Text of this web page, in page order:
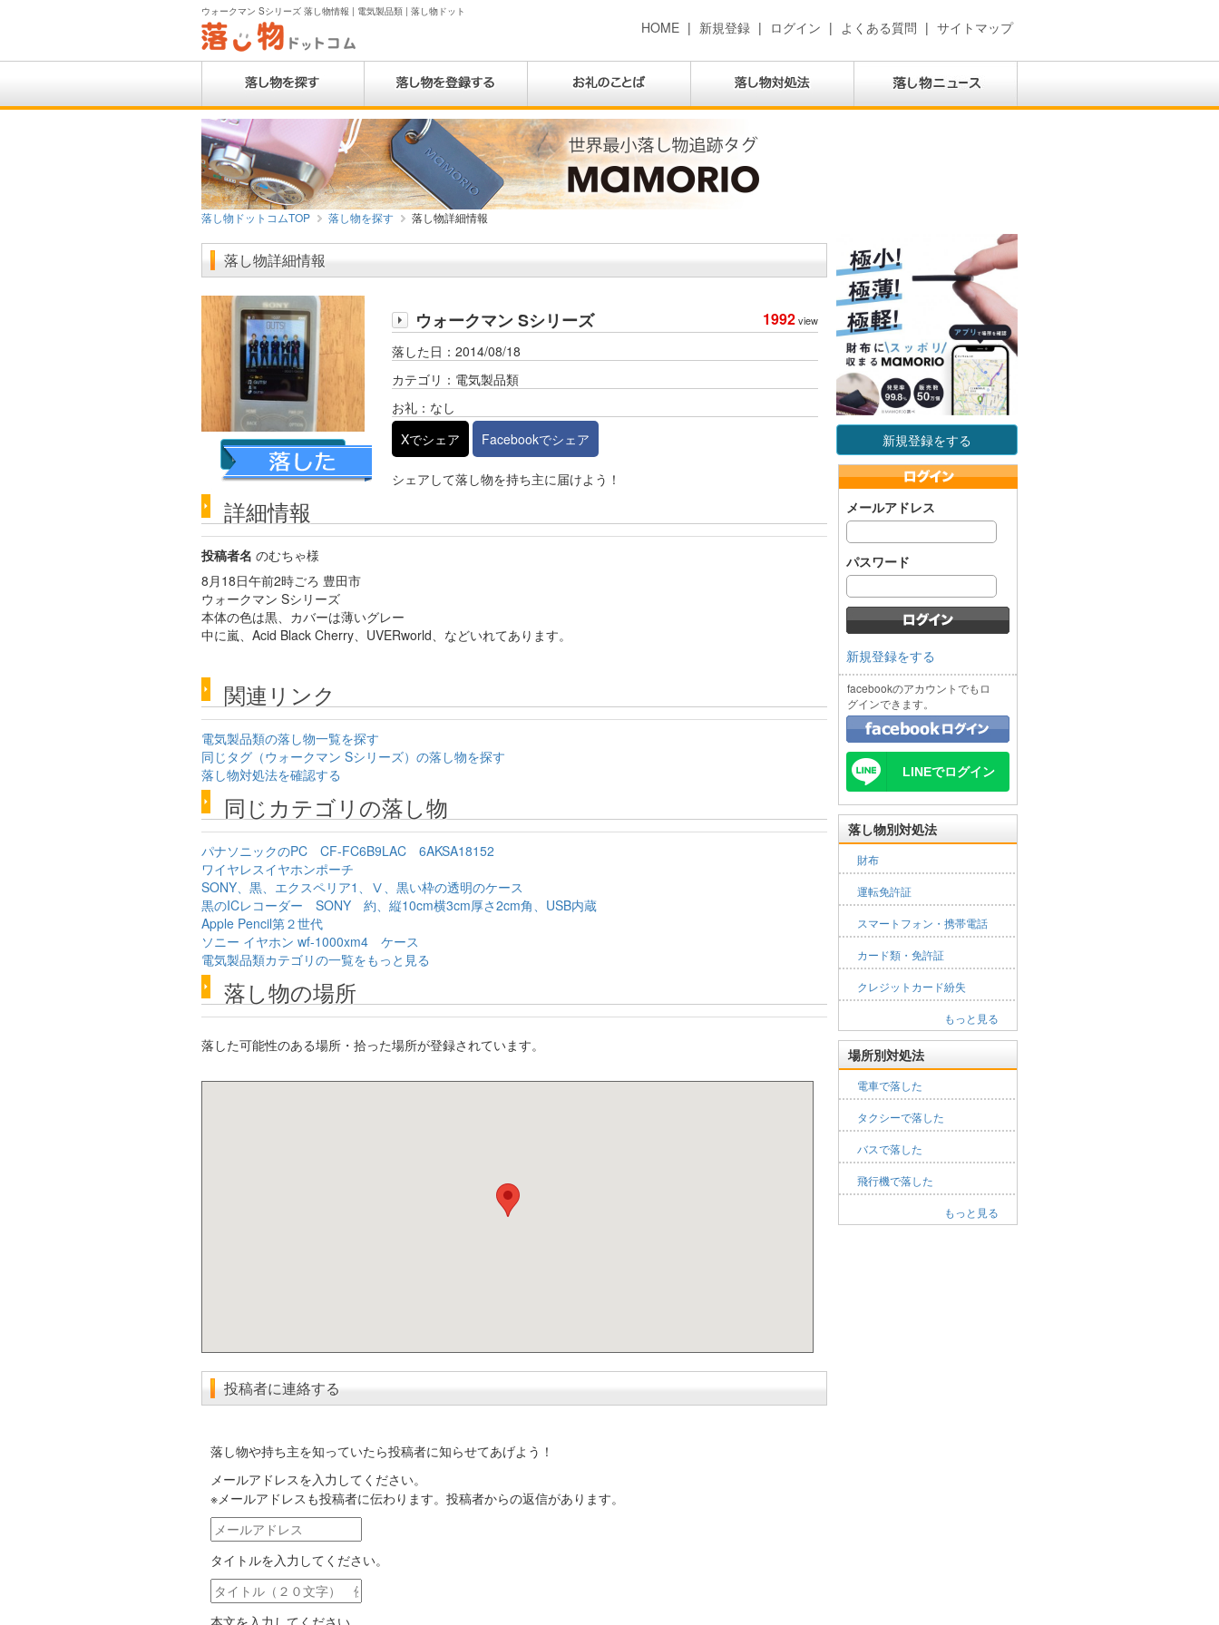
ウォークマン Sシリーズ 落し物情報 | 電気製品類 | 落し物ドット
HOME | 新規登録 | ログイン | よくある質問 | サイトマップ
落し物ドットコムTOP 落し物を探す 落し物詳細情報
新規登録をする
メールアドレス
パスワード
新規登録をする
facebookのアカウントでもロ
グインできます。
LINEでログイン
落し物別対処法
財布
運転免許証
スマートフォン・携帯電話
カード類・免許証
クレジットカード紛失
もっと見る
場所別対処法
電車で落した
タクシーで落した
バスで落した
飛行機で落した
もっと見る
落し物詳細情報
詳細な画像を見る
1992view
ウォークマン Sシリーズ
落した日：2014/08/18
カテゴリ：電気製品類
お礼：なし
Xでシェア
Facebookでシェア
シェアして落し物を持ち主に届けよう！
詳細情報
投稿者名 のむちゃ様
8月18日午前2時ごろ 豊田市
ウォークマン Sシリーズ
本体の色は黒、カバーは薄いグレー
中に嵐、Acid Black Cherry、UVERworld、などいれてあります。
関連リンク
電気製品類の落し物一覧を探す
同じタグ（ウォークマン Sシリーズ）の落し物を探す
落し物対処法を確認する
同じカテゴリの落し物
パナソニックのPC CF-FC6B9LAC 6AKSA18152
ワイヤレスイヤホンポーチ
SONY、黒、エクスペリア1、Ⅴ、黒い枠の透明のケース
黒のICレコーダー SONY 約、縦10cm横3cm厚さ2cm角、USB内蔵
Apple Pencil第２世代
ソニー イヤホン wf-1000xm4 ケース
電気製品類カテゴリの一覧をもっと見る
落し物の場所
落した可能性のある場所・拾った場所が登録されています。
投稿者に連絡する
落し物や持ち主を知っていたら投稿者に知らせてあげよう！
メールアドレスを入力してください。
※メールアドレスも投稿者に伝わります。投稿者からの返信があります。
メ
ー
ル
ア
ド
レ
タイトルを入力してください。
タ
イ
本文を入力してください。